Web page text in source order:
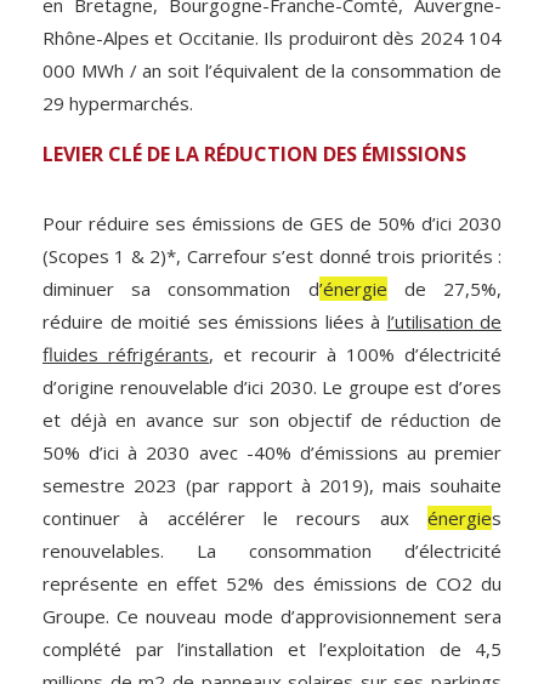
Rhône-Alpes et Occitanie. Ils produiront dès 2024 104
000 MWh / an soit l’équivalent de la consommation de
29 hypermarchés.
LEVIER CLÉ DE LA RÉDUCTION DES ÉMISSIONS
Pour réduire ses émissions de GES de 50% d’ici 2030
(Scopes 1 & 2)*, Carrefour s’est donné trois priorités :
diminuer sa consommation d’énergie de 27,5%,
réduire de moitié ses émissions liées à l’utilisation de
fluides réfrigérants, et recourir à 100% d’électricité
d’origine renouvelable d’ici 2030. Le groupe est d’ores
et déjà en avance sur son objectif de réduction de
50% d’ici à 2030 avec -40% d’émissions au premier
semestre 2023 (par rapport à 2019), mais souhaite
continuer à accélérer le recours aux énergies
renouvelables. La consommation d’électricité
représente en effet 52% des émissions de CO2 du
Groupe. Ce nouveau mode d’approvisionnement sera
complété par l’installation et l’exploitation de 4,5